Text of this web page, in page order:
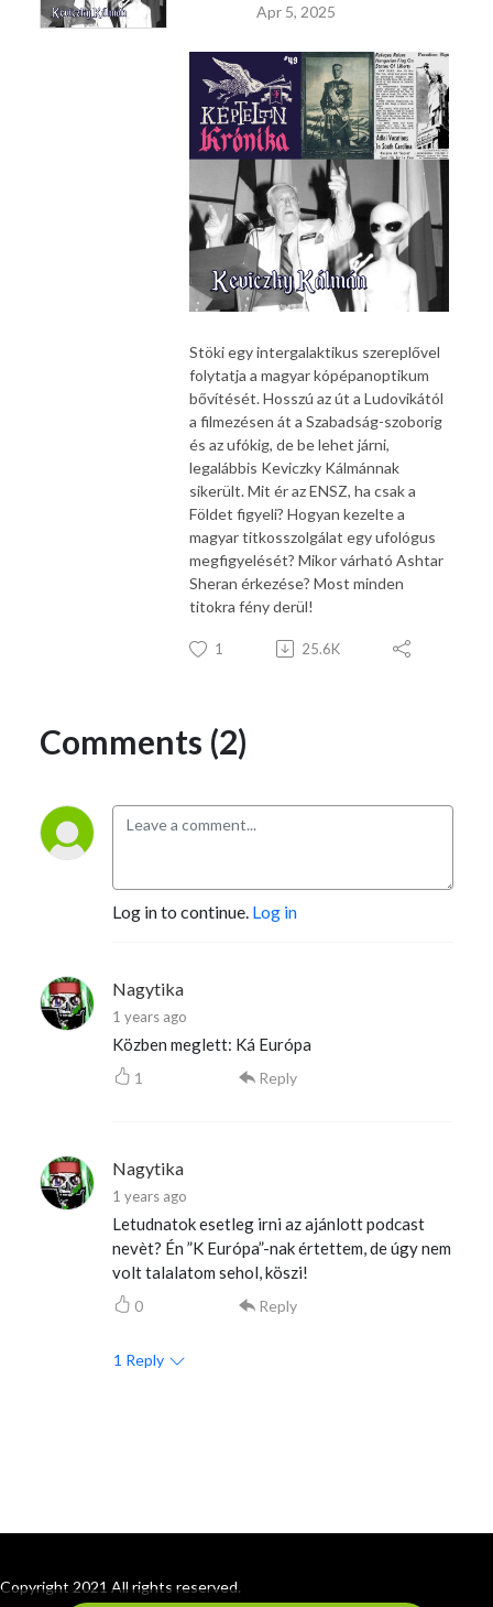
Apr 5, 2025
Stöki egy intergalaktikus szereplővel
folytatja a magyar kópépanoptikum
bővítését. Hosszú az út a Ludovikától
a filmezésen át a Szabadság-szoborig
és az ufókig, de be lehet járni,
legalábbis Keviczky Kálmánnak
sikerült. Mit ér az ENSZ, ha csak a
Földet figyeli? Hogyan kezelte a
magyar titkosszolgálat egy ufológus
megfigyelését? Mikor várható Ashtar
Sheran érkezése? Most minden
titokra fény derül!
1 25.6K
Comments (2)
Log in to continue. Log in
Nagytika
1 years ago
Közben meglett: Ká Európa
1 Reply
Nagytika
1 years ago
Letudnatok esetleg irni az ajánlott podcast
nevèt? Én ”K Európa”-nak értettem, de úgy nem
volt talalatom sehol, köszi!
0 Reply
1 Reply
Copyright 2021 All rights reserved.